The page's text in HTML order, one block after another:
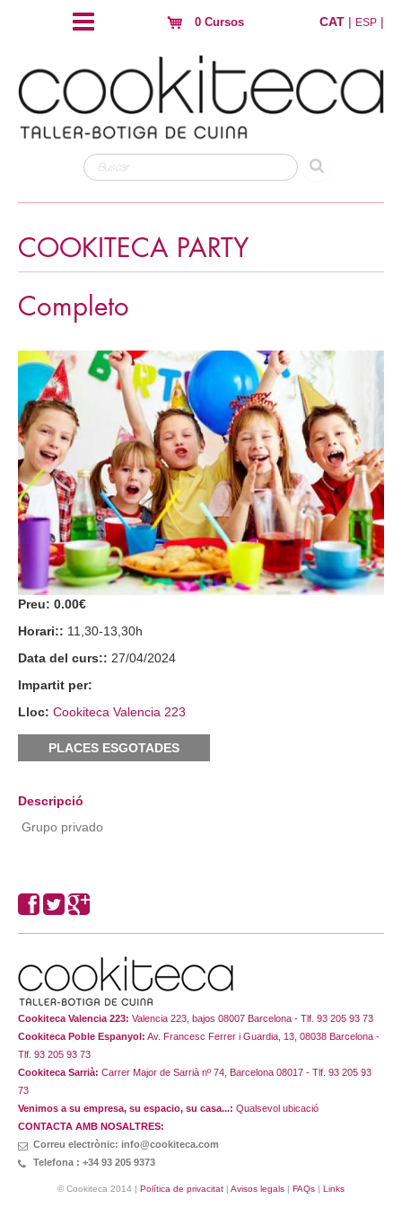
0 Cursos CAT | ESP |
COOKITECA PARTY
Completo
Preu: 0.00€
Horari:: 11,30-13,30h
Data del curs:: 27/04/2024
Impartit per:
Lloc: Cookiteca Valencia 223
PLACES ESGOTADES
Descripció
Grupo privado
Cookiteca Valencia 223: Valencia 223, bajos 08007 Barcelona - Tlf. 93 205 93 73
Cookiteca Poble Espanyol: Av. Francesc Ferrer i Guardia, 13, 08038 Barcelona -
Tlf. 93 205 93 73
Cookiteca Sarrià: Carrer Major de Sarrià nº 74, Barcelona 08017 - Tlf. 93 205 93
73
Venimos a su empresa, su espacio, su casa...: Qualsevol ubicació
CONTACTA AMB NOSALTRES:
Correu electrònic: info@cookiteca.com
Telefona : +34 93 205 9373
© Cookiteca 2014 | Política de privacitat | Avisos legals | FAQs | Links